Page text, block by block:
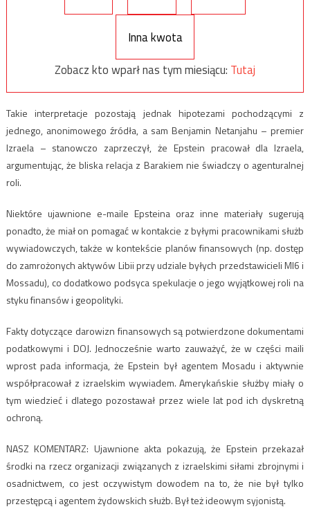
Inna kwota
Zobacz kto wparł nas tym miesiącu: Tutaj
Takie interpretacje pozostają jednak hipotezami pochodzącymi z
jednego, anonimowego źródła, a sam Benjamin Netanjahu – premier
Izraela – stanowczo zaprzeczył, że Epstein pracował dla Izraela,
argumentując, że bliska relacja z Barakiem nie świadczy o agenturalnej
roli.
Niektóre ujawnione e-maile Epsteina oraz inne materiały sugerują
ponadto, że miał on pomagać w kontakcie z byłymi pracownikami służb
wywiadowczych, także w kontekście planów finansowych (np. dostęp
do zamrożonych aktywów Libii przy udziale byłych przedstawicieli MI6 i
Mossadu), co dodatkowo podsyca spekulacje o jego wyjątkowej roli na
styku finansów i geopolityki.
Fakty dotyczące darowizn finansowych są potwierdzone dokumentami
podatkowymi i DOJ. Jednocześnie warto zauważyć, że w części maili
wprost pada informacja, że Epstein był agentem Mosadu i aktywnie
współpracował z izraelskim wywiadem. Amerykańskie służby miały o
tym wiedzieć i dlatego pozostawał przez wiele lat pod ich dyskretną
ochroną.
NASZ KOMENTARZ: Ujawnione akta pokazują, że Epstein przekazał
środki na rzecz organizacji związanych z izraelskimi siłami zbrojnymi i
osadnictwem, co jest oczywistym dowodem na to, że nie był tylko
przestępcą i agentem żydowskich służb. Był też ideowym syjonistą.